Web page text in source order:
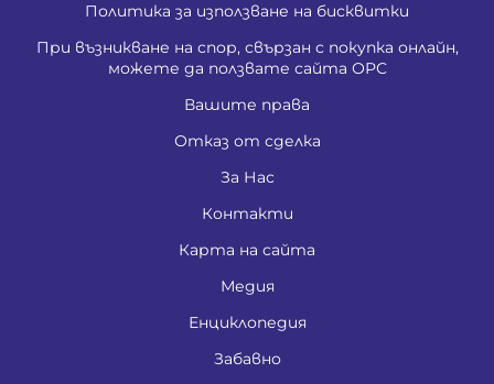
Политика за използване на бисквитки
При възникване на спор, свързан с покупка онлайн,
можете да ползвате сайта ОРС
Вашите права
Отказ от сделка
За Нас
Контакти
Карта на сайта
Медия
Енциклопедия
Забавно